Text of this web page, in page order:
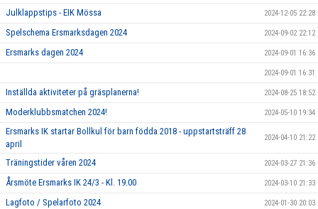
Julklappstips - EIK Mössa 2024-12-05 22:28
Spelschema Ersmarksdagen 2024 2024-09-02 22:12
Ersmarks dagen 2024 2024-09-01 16:36
2024-09-01 16:31
Inställda aktiviteter på gräsplanerna! 2024-08-25 18:52
Moderklubbsmatchen 2024! 2024-05-10 19:34
Ersmarks IK startar Bollkul för barn födda 2018 - uppstartsträff 28
april
2024-04-10 21:22
Träningstider våren 2024 2024-03-27 21:36
Årsmöte Ersmarks IK 24/3 - Kl. 19.00 2024-03-10 21:33
Lagfoto / Spelarfoto 2024 2024-01-30 20:03